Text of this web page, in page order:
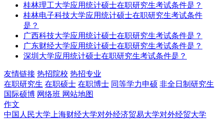
桂林理工大学应用统计硕士在职研究生考试条件是？
桂林电子科技大学应用统计硕士在职研究生考试条件
是？
广西科技大学应用统计硕士在职研究生考试条件是？
广东财经大学应用统计硕士在职研究生考试条件是？
深圳大学应用统计硕士在职研究生考试条件是？
友情链接 热招院校 热招专业
在职研究生 在职硕士 在职博士 同等学力申硕 非全日制研究生
国际硕博 网络班 网站地图
作文
中国人民大学 上海财经大学对外经济贸易大学对外经贸大学